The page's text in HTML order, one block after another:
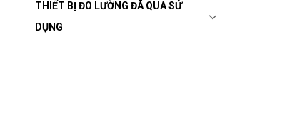
THIẾT BỊ ĐO LƯỜNG ĐÃ QUA SỬ
DỤNG